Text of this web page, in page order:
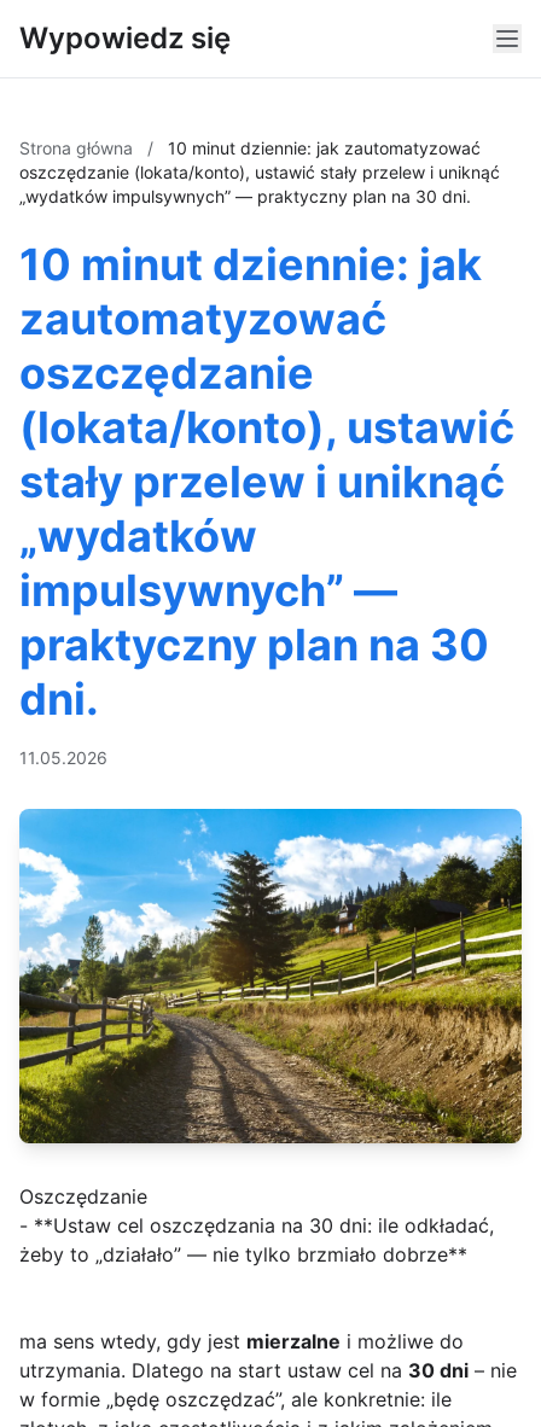
Wypowiedz się
Strona główna /
10 minut dziennie: jak zautomatyzować
oszczędzanie (lokata/konto), ustawić stały przelew i uniknąć
„wydatków impulsywnych” — praktyczny plan na 30 dni.
10 minut dziennie: jak
zautomatyzować
oszczędzanie
(lokata/konto), ustawić
stały przelew i uniknąć
„wydatków
impulsywnych” —
praktyczny plan na 30
dni.
11.05.2026
Oszczędzanie
- **Ustaw cel oszczędzania na 30 dni: ile odkładać,
żeby to „działało” — nie tylko brzmiało dobrze**
ma sens wtedy, gdy jest mierzalne i możliwe do
utrzymania. Dlatego na start ustaw cel na 30 dni – nie
w formie „będę oszczędzać”, ale konkretnie: ile